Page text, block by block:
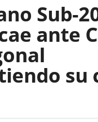
Sub-
ante
su